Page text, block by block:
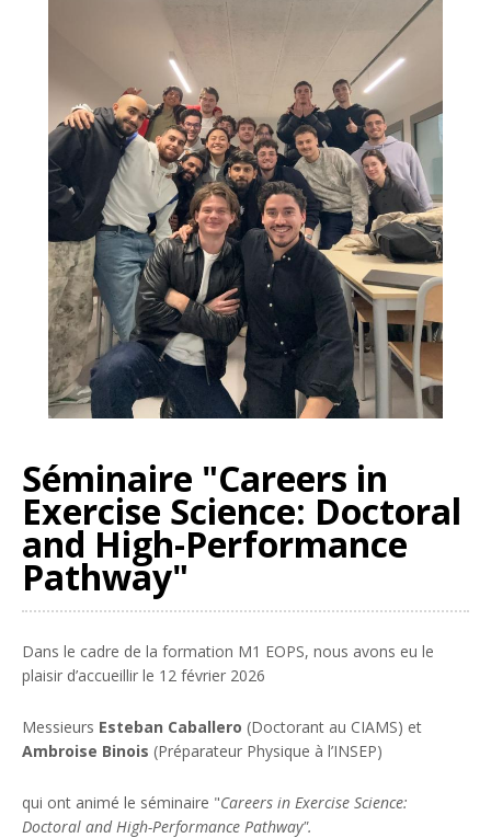
Séminaire "Careers in
Exercise Science: Doctoral
and High-Performance
Pathway"
Dans le cadre de la formation M1 EOPS, nous avons eu le
plaisir d’accueillir le 12 février 2026
Messieurs Esteban Caballero (Doctorant au CIAMS) et
Ambroise Binois (Préparateur Physique à l’INSEP)
qui ont animé le séminaire "Careers in Exercise Science:
Doctoral and High-Performance Pathway".